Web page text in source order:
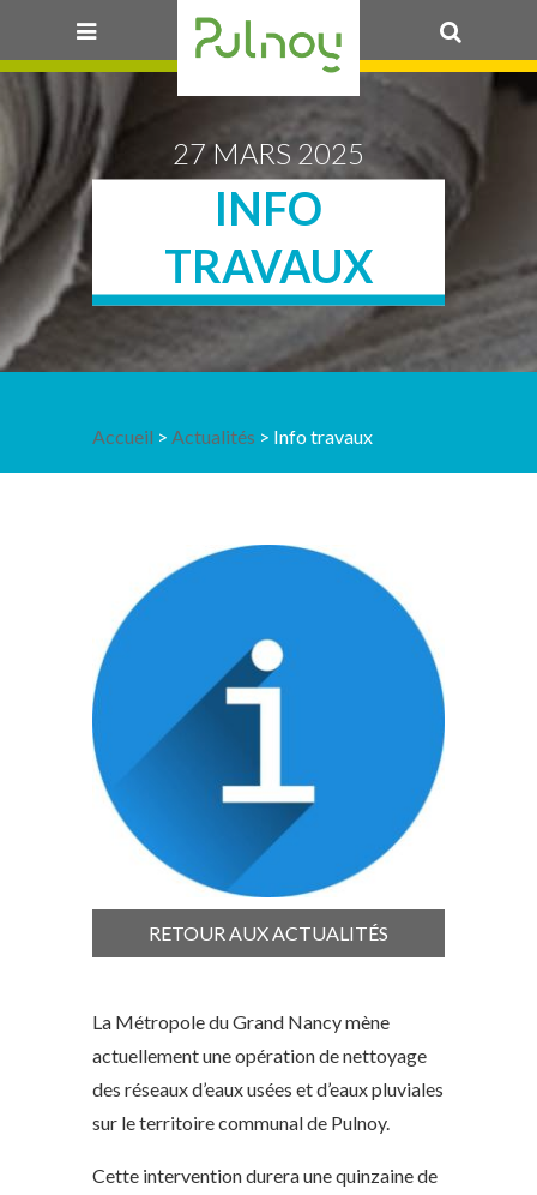
27 MARS 2025
INFO
TRAVAUX
Accueil >Actualités > Info travaux
RETOUR AUX ACTUALITÉS
La Métropole du Grand Nancy mène
actuellement une opération de nettoyage
des réseaux d’eaux usées et d’eaux pluviales
sur le territoire communal de Pulnoy.
Cette intervention durera une quinzaine de